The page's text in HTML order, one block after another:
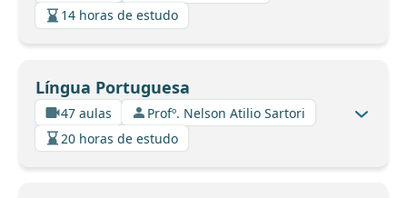
14 horas de estudo
Língua Portuguesa
47 aulas
Profº. Nelson Atilio Sartori
20 horas de estudo